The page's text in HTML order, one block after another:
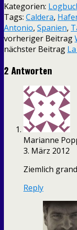
Kategorien:
Tags: Caldera,
Antonio, Spanien,
vorheriger Beitrag
nächster Beitrag
2 Antworten
Marianne
3. März 2012
Ziemlich
Reply